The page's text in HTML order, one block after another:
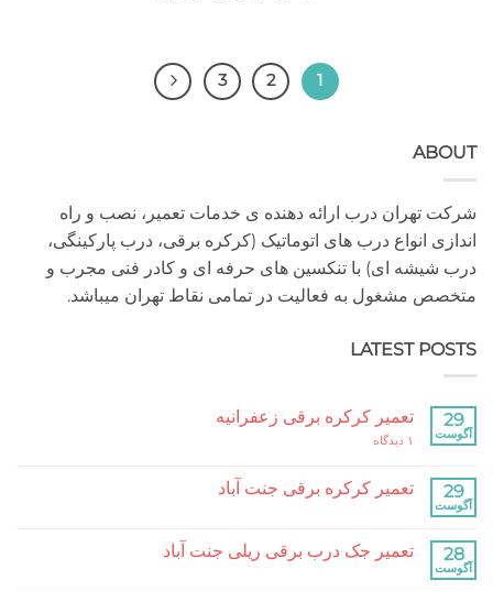
3
درب ارائه دهنده ی خدمات تعمیر، نصب و راه
انواع درب های اتوماتیک (کرکره برقی، درب پارکینگی،
ای) با تنکسین های حرفه ای و کادر فنی مجرب و
مشغول به فعالیت در تمامی نقاط تهران میباشد.
LATEST
تعمیر کرکره برقی زعفرانیه
۱ دیدگاه
برای
برقی
زعفرانیه
تعمیر کرکره برقی جنت آباد
هیچ
برای
تعمیر
کرکره
برقی
ثبت
نشده
تعمیر جک درب برقی ریلی جنت آباد
هیچ